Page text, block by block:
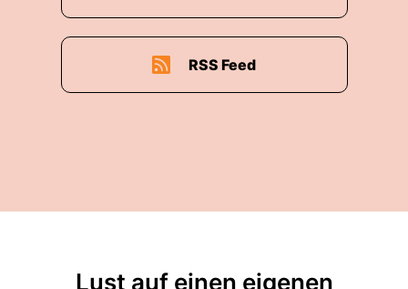
RSS Feed
Lust auf einen eigenen